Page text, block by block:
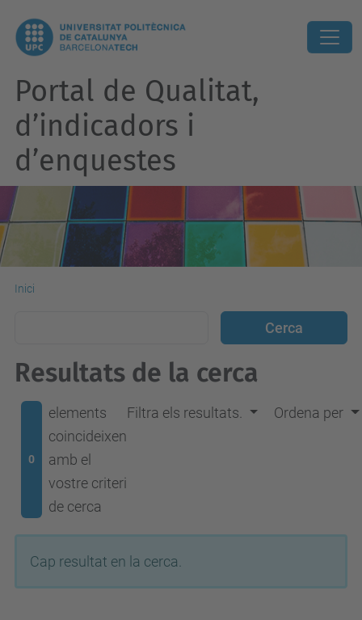
Portal de Qualitat,
d’indicadors i
d’enquestes
Inici
Resultats de la cerca
0
elements
coincideixen
amb el
vostre criteri
de cerca
Filtra els resultats. Ordena per
Cap resultat en la cerca.